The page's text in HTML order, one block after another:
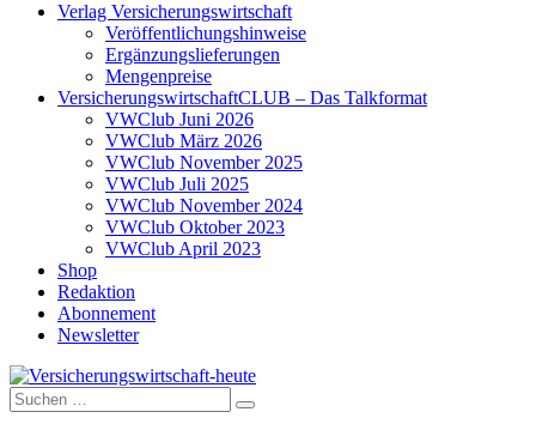
Verlag Versicherungswirtschaft
Veröffentlichungshinweise
Ergänzungslieferungen
Mengenpreise
VersicherungswirtschaftCLUB – Das Talkformat
VWClub Juni 2026
VWClub März 2026
VWClub November 2025
VWClub Juli 2025
VWClub November 2024
VWClub Oktober 2023
VWClub April 2023
Shop
Redaktion
Abonnement
Newsletter
Versicherungswirtschaft-heute
Suche
nach: